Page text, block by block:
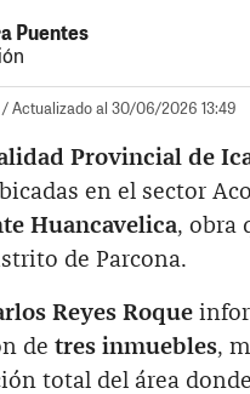
Puentes
/ Actualizado al 30/06/2026 13:49
Provincial de
en el sector
Huancavelica, obra
de Parcona.
Reyes Roque
de tres inmuebles,
total del área